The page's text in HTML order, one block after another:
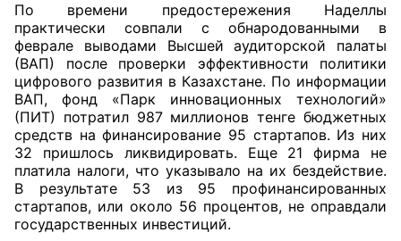
По времени предостережения Наделлы
практически совпали с обнародованными в
феврале выводами Высшей аудиторской палаты
(ВАП) после проверки эффективности политики
цифрового развития в Казахстане. По информации
ВАП, фонд «Парк инновационных технологий»
(ПИТ) потратил 987 миллионов тенге бюджетных
средств на финансирование 95 стартапов. Из них
32 пришлось ликвидировать. Еще 21 фирма не
платила налоги, что указывало на их бездействие.
В результате 53 из 95 профинансированных
стартапов, или около 56 процентов, не оправдали
государственных инвестиций.